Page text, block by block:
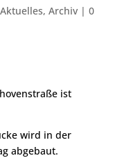
Aktuelles, Archiv| 0
ist
wird in der
abgebaut.